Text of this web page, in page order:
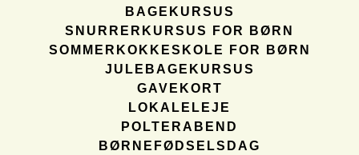
BAGEKURSUS
SNURRERKURSUS FOR BØRN
SOMMERKOKKESKOLE FOR BØRN
JULEBAGEKURSUS
GAVEKORT
LOKALELEJE
POLTERABEND
BØRNEFØDSELSDAG